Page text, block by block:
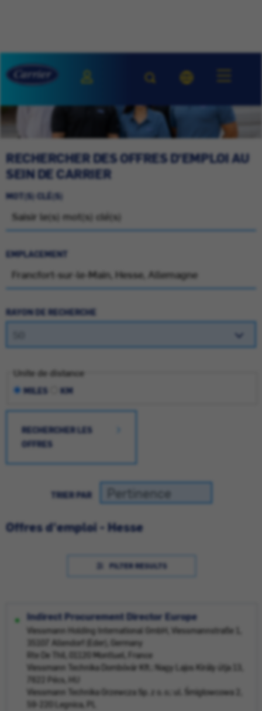
RECHERCHER DES OFFRES D'EMPLOI AU
SEIN DE CARRIER
MOT(S) CLÉ(S)
EMPLACEMENT
RAYON DE RECHERCHE
Unite de distance
MILES KM
RECHERCHER LES
OFFRES
TRIER PAR
Offres d'emploi - Hesse
FILTER RESULTS
Indirect Procurement Director Europe
Viessmann Holding International GmbH, Viessmannstraße 1,
35107 Allendorf (Eder), Germany
Rte De Thil, 01120 Montluel, France
Viessmann Technika Dombóvár Kft.: Nagy Lajos Király útja 13,
7622 Pécs, HU
Viessmann Technika Grzewcza Sp. z o. o.: ul. Śmigłowcowa 2,
59-220 Legnica, PL